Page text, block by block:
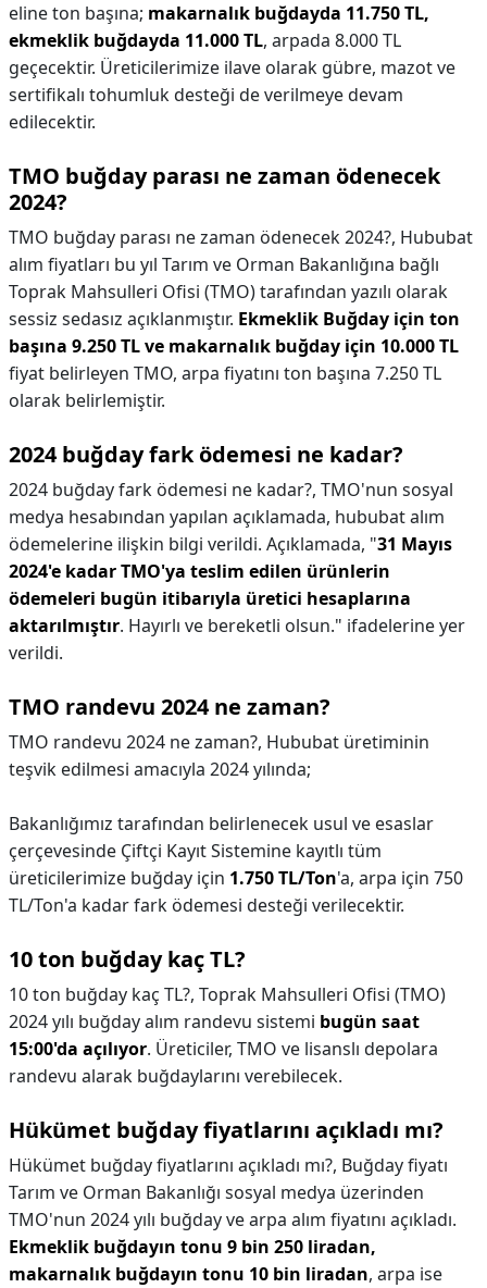
eline ton başına; makarnalık buğdayda 11.750 TL,
ekmeklik buğdayda 11.000 TL, arpada 8.000 TL
geçecektir. Üreticilerimize ilave olarak gübre, mazot ve
sertifikalı tohumluk desteği de verilmeye devam
edilecektir.
TMO buğday parası ne zaman ödenecek
2024?
TMO buğday parası ne zaman ödenecek 2024?, Hububat
alım fiyatları bu yıl Tarım ve Orman Bakanlığına bağlı
Toprak Mahsulleri Ofisi (TMO) tarafından yazılı olarak
sessiz sedasız açıklanmıştır. Ekmeklik Buğday için ton
başına 9.250 TL ve makarnalık buğday için 10.000 TL
fiyat belirleyen TMO, arpa fiyatını ton başına 7.250 TL
olarak belirlemiştir.
2024 buğday fark ödemesi ne kadar?
2024 buğday fark ödemesi ne kadar?, TMO'nun sosyal
medya hesabından yapılan açıklamada, hububat alım
ödemelerine ilişkin bilgi verildi. Açıklamada, "31 Mayıs
2024'e kadar TMO'ya teslim edilen ürünlerin
ödemeleri bugün itibarıyla üretici hesaplarına
aktarılmıştır. Hayırlı ve bereketli olsun." ifadelerine yer
verildi.
TMO randevu 2024 ne zaman?
TMO randevu 2024 ne zaman?, Hububat üretiminin
teşvik edilmesi amacıyla 2024 yılında;
Bakanlığımız tarafından belirlenecek usul ve esaslar
çerçevesinde Çiftçi Kayıt Sistemine kayıtlı tüm
üreticilerimize buğday için 1.750 TL/Ton'a, arpa için 750
TL/Ton'a kadar fark ödemesi desteği verilecektir.
10 ton buğday kaç TL?
10 ton buğday kaç TL?, Toprak Mahsulleri Ofisi (TMO)
2024 yılı buğday alım randevu sistemi bugün saat
15:00'da açılıyor. Üreticiler, TMO ve lisanslı depolara
randevu alarak buğdaylarını verebilecek.
Hükümet buğday fiyatlarını açıkladı mı?
Hükümet buğday fiyatlarını açıkladı mı?, Buğday fiyatı
Tarım ve Orman Bakanlığı sosyal medya üzerinden
TMO'nun 2024 yılı buğday ve arpa alım fiyatını açıkladı.
Ekmeklik buğdayın tonu 9 bin 250 liradan,
makarnalık buğdayın tonu 10 bin liradan, arpa ise